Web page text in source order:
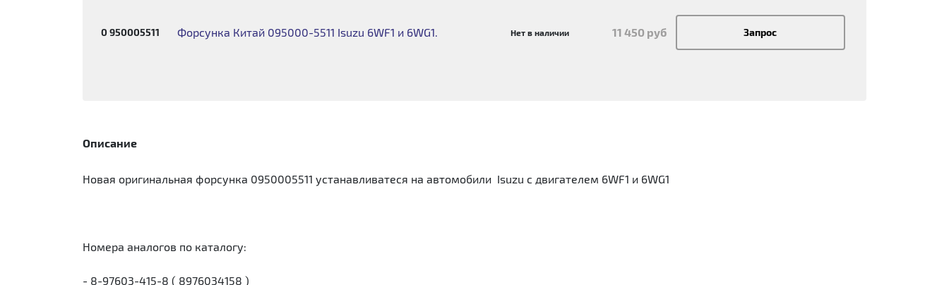
0 950005511 Форсунка Китай 095000-5511 Isuzu 6WF1 и 6WG1. Нет в наличии 11 450 руб Запрос
Описание
Новая оригинальная форсунка 0950005511 устанавливатеся на автомобили Isuzu с двигателем 6WF1 и 6WG1
Номера аналогов по каталогу:
- 8-97603-415-8 ( 8976034158 )